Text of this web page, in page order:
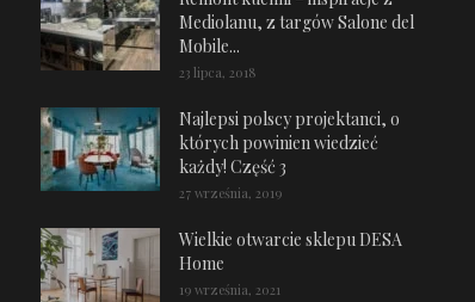
Mediolanu, z targów Salone del
Mobile...
23 lipca, 2018
Najlepsi polscy projektanci, o
których powinien wiedzieć
każdy! Część 3
27 września, 2019
Wielkie otwarcie sklepu DESA
Home
19 września, 2021